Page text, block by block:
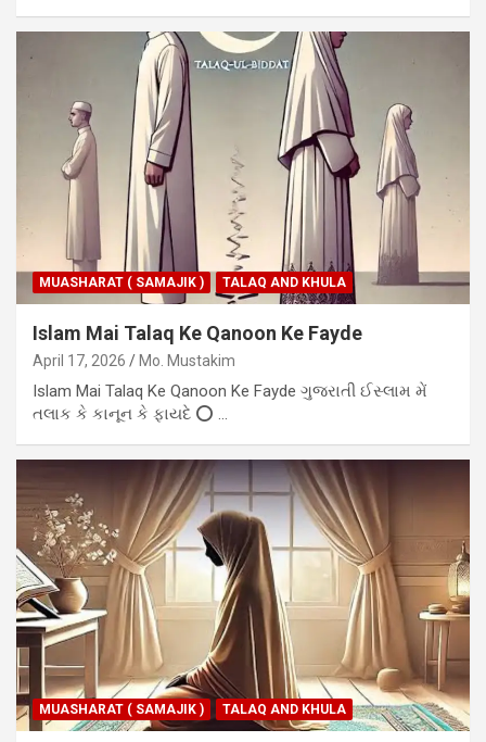
MUASHARAT ( SAMAJIK ) TALAQ AND KHULA
Islam Mai Talaq Ke Qanoon Ke Fayde
April 17, 2026 Mo. Mustakim
Islam Mai Talaq Ke Qanoon Ke Fayde ગુજરાતી ઈસ્લામ મેં
તલાક કે કાનૂન કે ફાયદે ⭕ …
MUASHARAT ( SAMAJIK ) TALAQ AND KHULA